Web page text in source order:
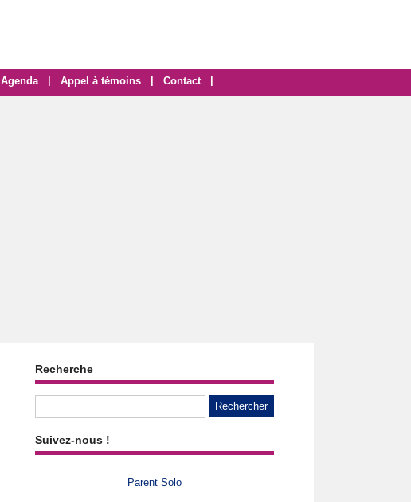
Agenda Appel à témoins Contact
Recherche
Suivez-nous !
Parent Solo